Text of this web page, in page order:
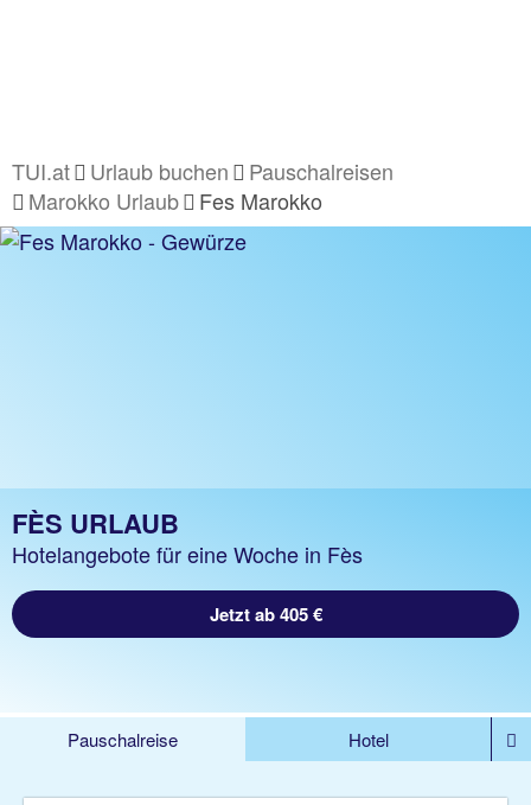
TUI.at Urlaub buchen
Pauschalreisen
Marokko Urlaub
Fes Marokko
FÈS URLAUB
Hotelangebote für eine Woche in Fès
Jetzt ab 405 €
Pauschalreise
Hotel